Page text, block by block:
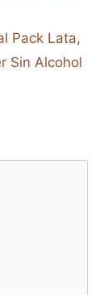
Pack Lata,
Sin Alcohol